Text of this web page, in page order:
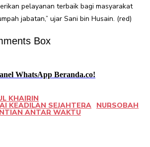
pelayanan terbaik bagi masyarakat
jabatan,” ujar Sani bin Husain. (red)
Box
WhatsApp Beranda.co!
KHAIRIN
KEADILAN SEJAHTERA NURSOBAH
ANTAR WAKTU